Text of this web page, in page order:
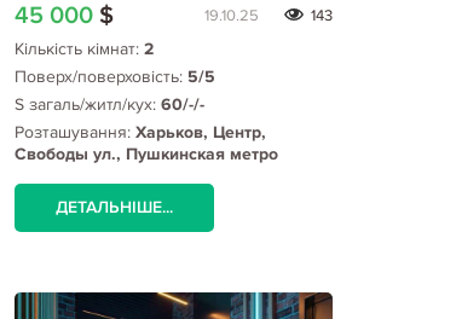
45 000 $ 19.10.25 143
Кількість кімнат:2
Поверх/поверховість: 5/5
S загаль/житл/кух:60/-/-
Розташування:Харьков, Центр,
Свободы ул., Пушкинская метро
ДЕТАЛЬНІШЕ...